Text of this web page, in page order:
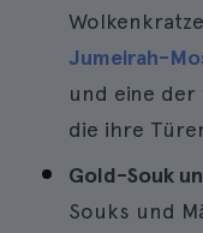
Jumeirah-
und eine der
die ihre
Gold-Souk
Souks und